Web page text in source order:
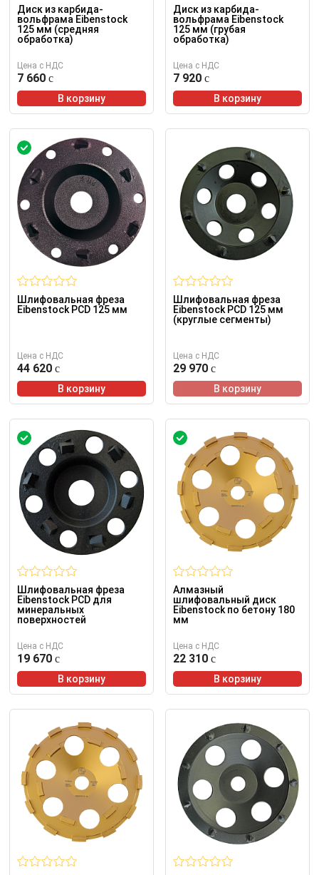
Диск из карбида-
вольфрама Eibenstock
125 мм (средняя
обработка)
Цена с НДС
7 660
В корзину
Диск из карбида-
вольфрама Eibenstock
125 мм (грубая
обработка)
Цена с НДС
7 920
В корзину
Шлифовальная фреза
Eibenstock PCD 125 мм
Цена с НДС
44 620
В корзину
Шлифовальная фреза
Eibenstock PCD 125 мм
(круглые сегменты)
Цена с НДС
29 970
В корзину
Шлифовальная фреза
Eibenstock PCD для
минеральных
поверхностей
Цена с НДС
19 670
В корзину
Алмазный
шлифовальный диск
Eibenstock по бетону 180
мм
Цена с НДС
22 310
В корзину